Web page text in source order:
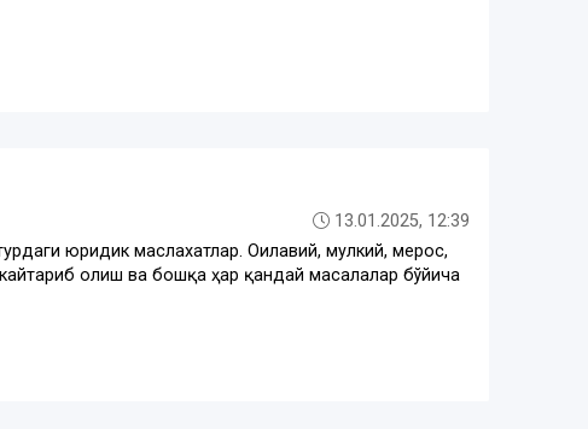
13.01.2025, 12:39
юридик маслахатлар. Оилавий, мулкий, мерос,
олиш ва бошқа ҳар қандай масалалар бўйича